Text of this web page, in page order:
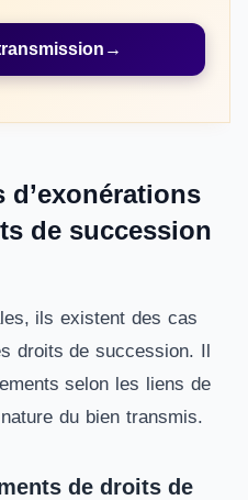
→
d’exonérations
de succession
ils existent des cas
droits de succession. Il
selon les liens de
du bien transmis.
de droits de